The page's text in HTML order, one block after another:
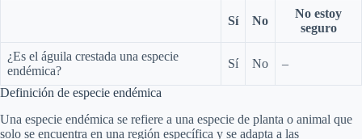
Sí No
No estoy
seguro
¿Es el águila crestada una especie
endémica?
Sí No –
Definición de especie endémica
Una especie endémica se refiere a una especie de planta o animal que
solo se encuentra en una región específica y se adapta a las